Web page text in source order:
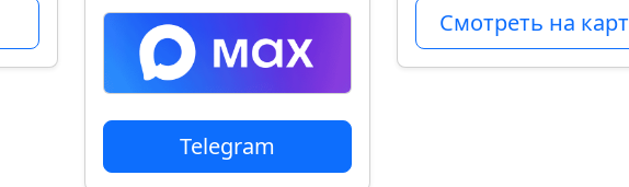
Telegram
Смотреть на